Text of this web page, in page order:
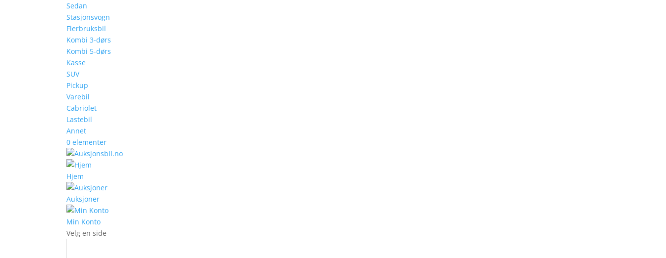
Sedan
Stasjonsvogn
Flerbruksbil
Kombi 3-dørs
Kombi 5-dørs
Kasse
SUV
Pickup
Varebil
Cabriolet
Lastebil
Annet
0 elementer
Hjem
Auksjoner
Min Konto
Velg en side